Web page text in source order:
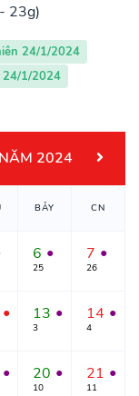
23g)
24/1/2024
24/1/2024
2024
BẢY CN
6 ●
25
7 ●
26
● 13 ●
3
14 ●
4
● 20 ●
10
21 ●
11